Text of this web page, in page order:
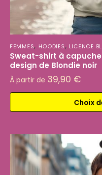
FEMMES, HOODIES, LICENCE
Sweat-shirt à
design de Blondie noir
À partir de 39,90 €
Choix